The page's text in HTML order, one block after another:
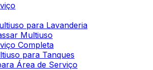
para Lavanderia
Multiuso
Completa
para Tanques
Área de Serviço